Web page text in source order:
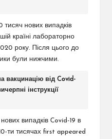
нових випадків
країні лабораторно
року. Після цього до
були нижчими.
вакцинацію від Covid-
інструкції
випадків Covid-19 в
ти тисячах first appeared